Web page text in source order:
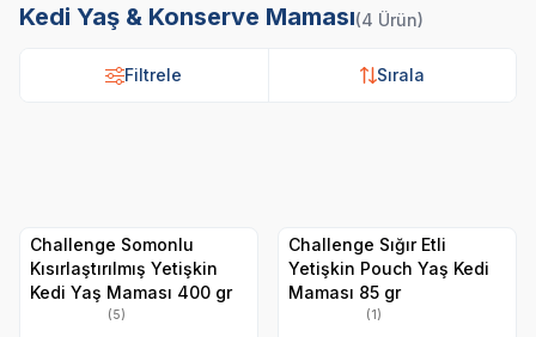
Kedi Yaş & Konserve Maması(4 Ürün)
Filtrele Sırala
Challenge Somonlu
Kısırlaştırılmış Yetişkin
Kedi Yaş Maması 400 gr
(5)
Challenge Sığır Etli
Yetişkin Pouch Yaş Kedi
Maması 85 gr
(1)